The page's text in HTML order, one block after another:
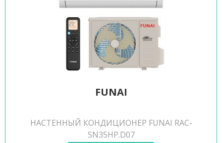
FUNAI
НАСТЕННЫЙ КОНДИЦИОНЕР FUNAI RAC-
SN35HP.D07